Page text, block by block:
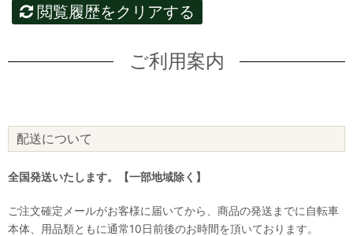
閲覧履歴をクリアする
ご利用案内
配送について
全国発送いたします。【一部地域除く】
ご注文確定メールがお客様に届いてから、商品の発送までに自転車
本体、用品類ともに通常10日前後のお時間を頂いております。